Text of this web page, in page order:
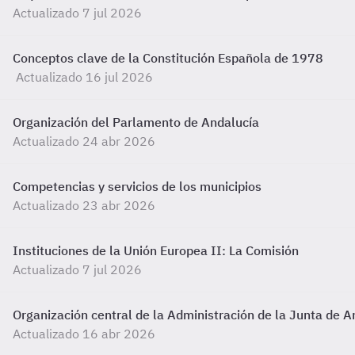
Actualizado 7 jul 2026
Conceptos clave de la Constitución Española de 1978
Actualizado 16 jul 2026
Organización del Parlamento de Andalucía
Actualizado 24 abr 2026
Competencias y servicios de los municipios
Actualizado 23 abr 2026
Instituciones de la Unión Europea II: La Comisión
Actualizado 7 jul 2026
Organización central de la Administración de la Junta de
Actualizado 16 abr 2026